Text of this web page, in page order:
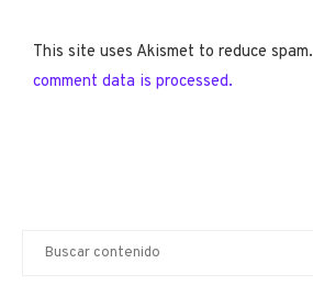
This site uses Akismet to reduce spam.
comment data is processed.